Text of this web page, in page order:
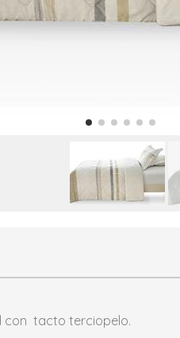
con tacto terciopelo.